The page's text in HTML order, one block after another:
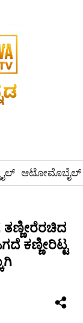
ಆಟೋಮೊಬೈಲ್
ತಣ್ಣೀರೆರಚಿದ
ಕಣ್ಣೀರಿಟ್ಟ